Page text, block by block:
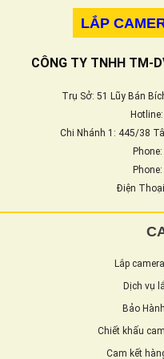
LẮP
CÔNG TY TNHH TM-
Trụ Sở: 51 Lũy Bán
Chi Nhánh 1: 445/38
Điện
Lắp
Dịch vụ
Bảo
Chiết khấu
Cam kết